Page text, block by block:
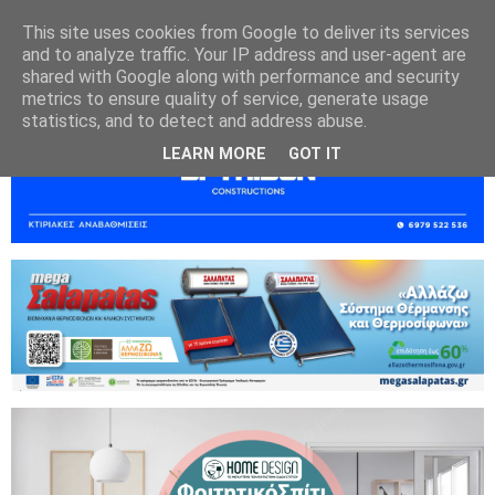
This site uses cookies from Google to deliver its services
and to analyze traffic. Your IP address and user-agent are
shared with Google along with performance and security
metrics to ensure quality of service, generate usage
statistics, and to detect and address abuse.
LEARN MORE GOT IT